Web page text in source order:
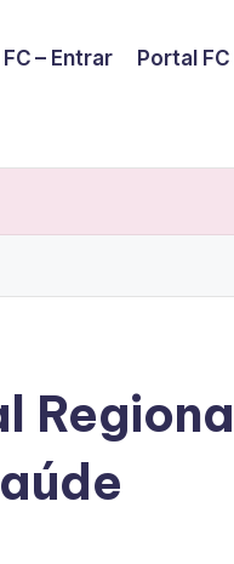
– Entrar Portal FC